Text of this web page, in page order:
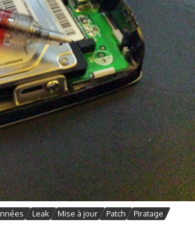
Leak Mise à jour Patch
Piratage